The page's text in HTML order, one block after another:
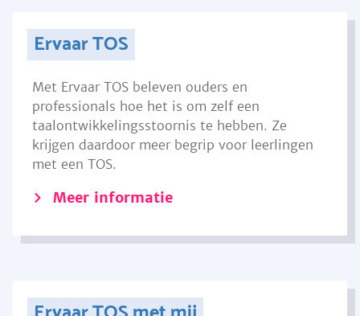
Ervaar TOS
Met Ervaar TOS beleven ouders en
professionals hoe het is om zelf een
taalontwikkelingsstoornis te hebben. Ze
krijgen daardoor meer begrip voor leerlingen
met een TOS.
Meer informatie